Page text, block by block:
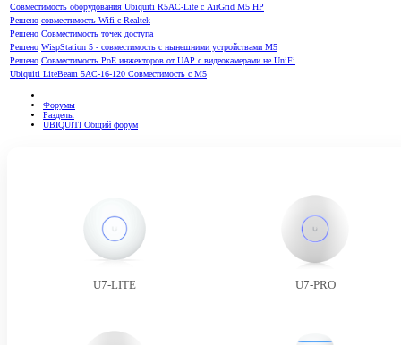
Совместимость оборудования Ubiquiti R5AC-Lite с AirGrid M5 HP
Решено совместимость Wifi с Realtek
Решено Совместимость точек доступа
Решено WispStation 5 - совместимость с нынешними устройствами M5
Решено Совместимость PoE инжекторов от UAP с видеокамерами не UniFi
Ubiquiti LiteBeam 5AC-16-120 Совместимость с M5
Форумы
Разделы
UBIQUITI Общий форум
U7-LITE U7-PRO